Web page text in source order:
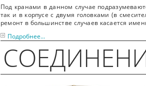
Под кранами в данном случае
так и в корпусе с двумя головками (в
ремонт в большинстве случаев касается
Подробнее...